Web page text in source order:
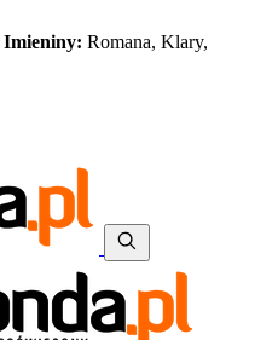
Imieniny: Romana, Klary,